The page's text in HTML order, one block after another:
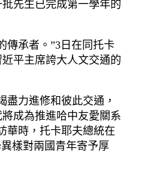
先生已完成第一學年的
傳承者。”3日在同托卡
平主席誇大人文交通的
盡力進修和彼此交通，
成為推進哈中友愛關系
華時，托卡耶夫總統在
樣對兩國青年寄予厚